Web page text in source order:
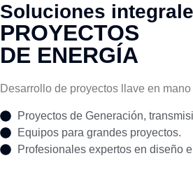
Soluciones
PROYECTOS
DE ENERGÍA
Desarrollo de proyectos llave en
Proyectos de Generación,
Equipos para grandes proyectos.
Profesionales expertos en diseño